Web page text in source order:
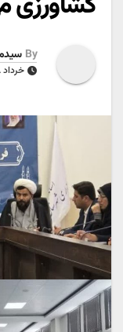
By
خرداد ۸, ۱۴۰۴